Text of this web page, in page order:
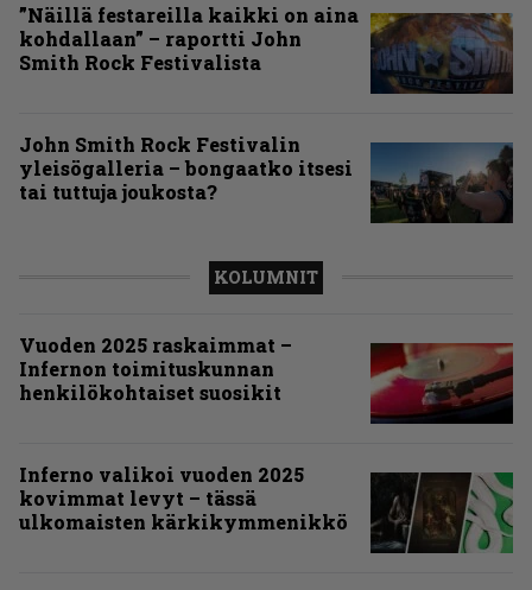
”Näillä festareilla kaikki on aina
kohdallaan” – raportti John
Smith Rock Festivalista
John Smith Rock Festivalin
yleisögalleria – bongaatko itsesi
tai tuttuja joukosta?
KOLUMNIT
Vuoden 2025 raskaimmat –
Infernon toimituskunnan
henkilökohtaiset suosikit
Inferno valikoi vuoden 2025
kovimmat levyt – tässä
ulkomaisten kärkikymmenikkö